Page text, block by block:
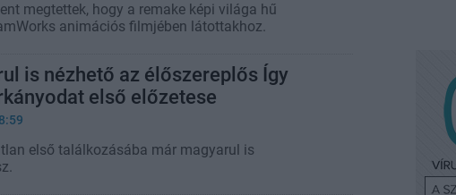
megtettek, hogy a remake képi világa hű
animációs filmjében látottakhoz.
is nézhető az élőszereplős Így
első előzetese
első találkozásába már magyarul is